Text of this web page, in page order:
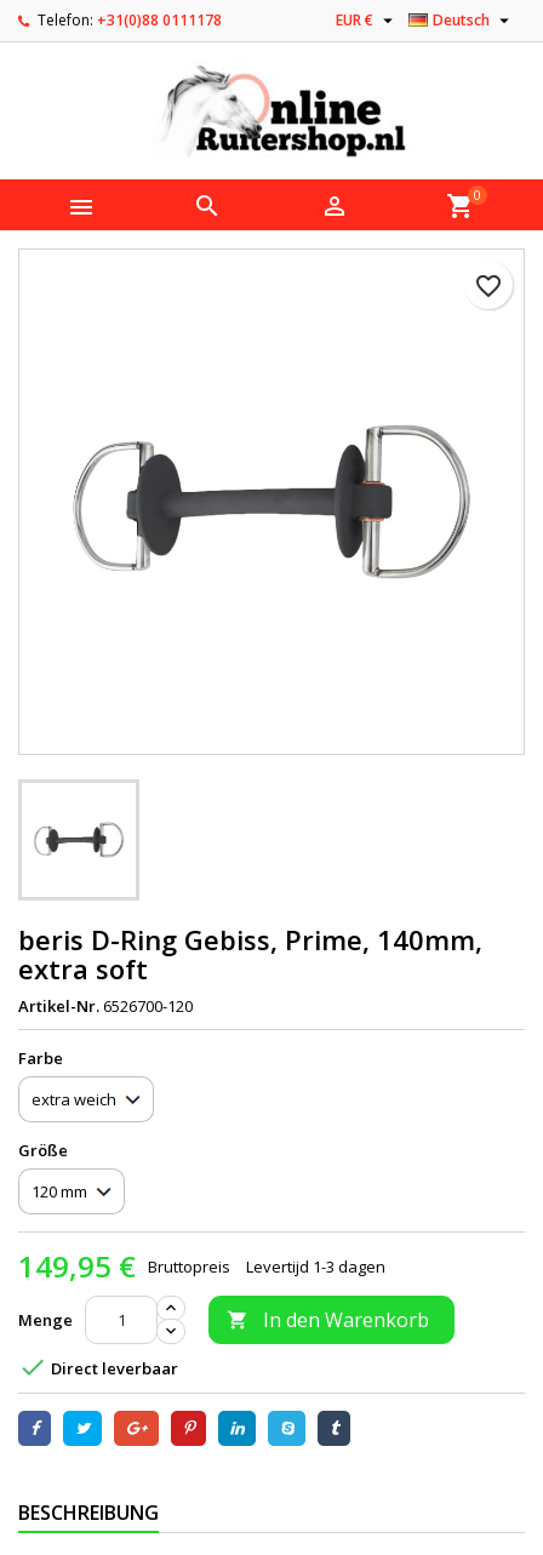
Telefon: +31(0)88 0111178 Deutsch 
EUR € 
   shopping_cart0
favorite_border
beris D-Ring Gebiss, Prime, 140mm,
extra soft
Artikel-Nr.6526700-120
Farbe
Größe
149,95 € Bruttopreis Levertijd 1-3 dagen
Menge  In den Warenkorb
 Direct leverbaar
BESCHREIBUNG